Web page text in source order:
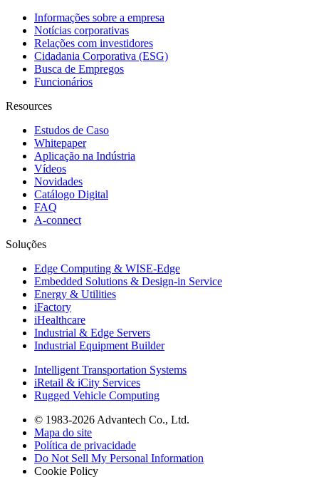
Informações sobre a empresa
Notícias corporativas
Relações com investidores
Cidadania Corporativa (ESG)
Busca de Empregos
Funcionários
Resources
Estudos de Caso
Whitepaper
Aplicação na Indústria
Vídeos
Novidades
Catálogo Digital
FAQ
A-connect
Soluções
Edge Computing & WISE-Edge
Embedded Solutions & Design-in Service
Energy & Utilities
iFactory
iHealthcare
Industrial & Edge Servers
Industrial Equipment Builder
Intelligent Transportation Systems
iRetail & iCity Services
Rugged Vehicle Computing
© 1983-2026 Advantech Co., Ltd.
Mapa do site
Política de privacidade
Do Not Sell My Personal Information
Cookie Policy